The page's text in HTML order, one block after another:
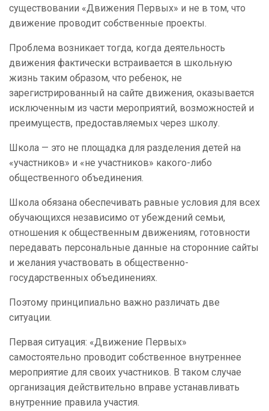
существовании «Движения Первых» и не в том, что
движение проводит собственные проекты.
Проблема возникает тогда, когда деятельность
движения фактически встраивается в школьную
жизнь таким образом, что ребенок, не
зарегистрированный на сайте движения, оказывается
исключенным из части мероприятий, возможностей и
преимуществ, предоставляемых через школу.
Школа — это не площадка для разделения детей на
«участников» и «не участников» какого-либо
общественного объединения.
Школа обязана обеспечивать равные условия для всех
обучающихся независимо от убеждений семьи,
отношения к общественным движениям, готовности
передавать персональные данные на сторонние сайты
и желания участвовать в общественно-
государственных объединениях.
Поэтому принципиально важно различать две
ситуации.
Первая ситуация: «Движение Первых»
самостоятельно проводит собственное внутреннее
мероприятие для своих участников. В таком случае
организация действительно вправе устанавливать
внутренние правила участия.